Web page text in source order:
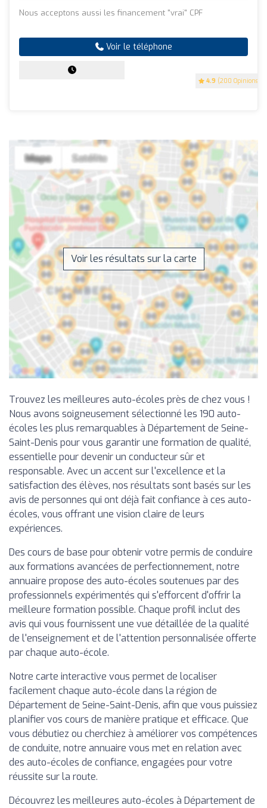
4.9 (200 Opinions)
Nous acceptons aussi les financement "vrai" CPF
Voir le téléphone
Voir les résultats sur la carte
Trouvez les meilleures auto-écoles près de chez vous !
Nous avons soigneusement sélectionné les 190 auto-
écoles les plus remarquables à Département de Seine-
Saint-Denis pour vous garantir une formation de qualité,
essentielle pour devenir un conducteur sûr et
responsable. Avec un accent sur l'excellence et la
satisfaction des élèves, nos résultats sont basés sur les
avis de personnes qui ont déjà fait confiance à ces auto-
écoles, vous offrant une vision claire de leurs
expériences.
Des cours de base pour obtenir votre permis de conduire
aux formations avancées de perfectionnement, notre
annuaire propose des auto-écoles soutenues par des
professionnels expérimentés qui s'efforcent d'offrir la
meilleure formation possible. Chaque profil inclut des
avis qui vous fournissent une vue détaillée de la qualité
de l'enseignement et de l'attention personnalisée offerte
par chaque auto-école.
Notre carte interactive vous permet de localiser
facilement chaque auto-école dans la région de
Département de Seine-Saint-Denis, afin que vous puissiez
planifier vos cours de manière pratique et efficace. Que
vous débutiez ou cherchiez à améliorer vos compétences
de conduite, notre annuaire vous met en relation avec
des auto-écoles de confiance, engagées pour votre
réussite sur la route.
Découvrez les meilleures auto-écoles à Département de